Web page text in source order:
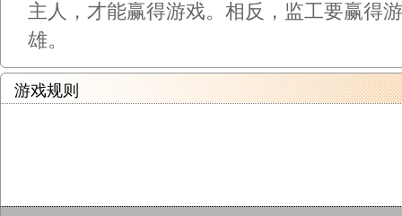
主人，才能赢得游戏。相反，监工要赢得
雄。
游戏规则